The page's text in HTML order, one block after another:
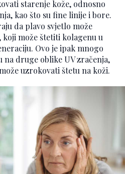
starenje kože, odnosno
kao što su fine linije i bore.
da plavo svjetlo može
može štetiti kolagenu u
Ovo je ipak mnogo
na druge oblike UV zračenja,
uzrokovati štetu na koži.